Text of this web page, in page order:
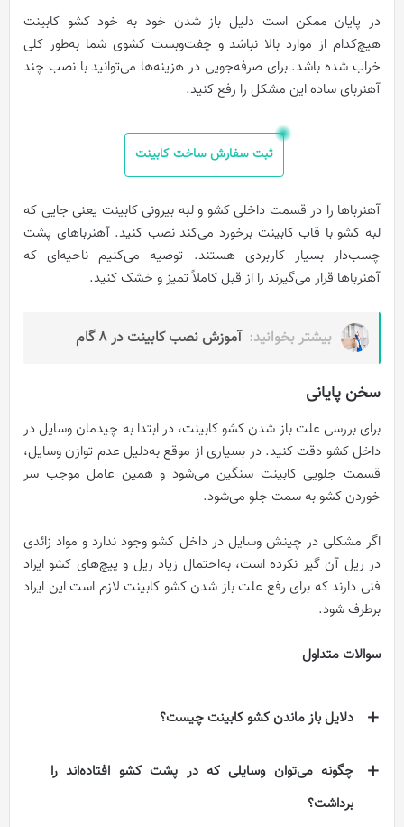
در پایان ممکن است دلیل باز شدن خود به خود کشو کابینت
هیچ‌کدام از موارد بالا نباشد و چفت‌وبست کشوی شما به‌طور کلی
خراب شده باشد. برای صرفه‌جویی در هزینه‌ها می‌توانید با نصب چند
آهنربای ساده این مشکل را رفع کنید.
ثبت سفارش ساخت کابینت
آهنرباها را در قسمت داخلی کشو و لبه بیرونی کابینت یعنی جایی که
لبه کشو با قاب کابینت برخورد می‌کند نصب کنید. آهنرباهای پشت
چسب‌دار بسیار کاربردی هستند. توصیه می‌کنیم ناحیه‌ای که
آهنرباها قرار می‌گیرند را از قبل کاملاً تمیز و خشک کنید.
بیشتر بخوانید: آموزش نصب کابینت در 8 گام
سخن پایانی
برای بررسی علت باز شدن کشو کابینت، در ابتدا به چیدمان وسایل در
داخل کشو دقت کنید. در بسیاری از موقع به‌دلیل عدم توازن وسایل،
قسمت جلویی کابینت سنگین می‌شود و همین عامل موجب سر
خوردن کشو به سمت جلو می‌شود.
اگر مشکلی در چینش وسایل در داخل کشو وجود ندارد و مواد زائدی
در ریل آن گیر نکرده است، به‌احتمال زیاد ریل و پیچ‌های کشو ایراد
فنی دارند که برای رفع علت باز شدن کشو کابینت لازم است این ایراد
برطرف شود.
سوالات متداول
دلایل باز ماندن کشو کابینت چیست؟
چگونه می‌توان وسایلی که در پشت کشو افتاده‌اند را
برداشت؟